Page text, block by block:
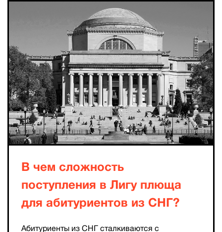
В чем сложность
поступления в Лигу плюща
для абитуриентов из СНГ?
Абитуриенты из СНГ сталкиваются с